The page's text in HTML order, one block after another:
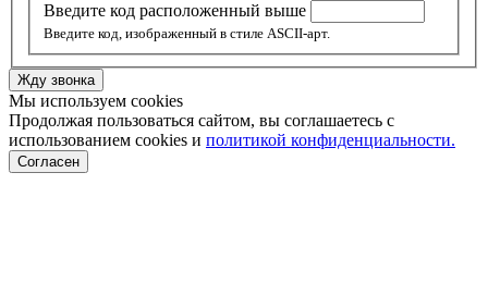
Введите код расположенный выше
Введите код, изображенный в стиле ASCII-арт.
Жду звонка
Мы используем cookies
Продолжая пользоваться сайтом, вы соглашаетесь с
использованием cookies и политикой конфиденциальности.
Согласен